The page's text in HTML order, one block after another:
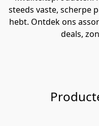
steeds vaste, scherpe
hebt. Ontdek ons
deals,